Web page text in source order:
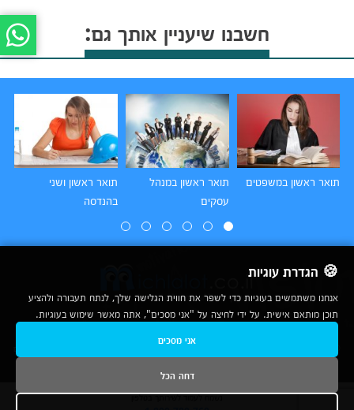
חשבנו שיעניין אותך גם:
תואר ראשון במשפטים
תואר ראשון במנהל
עסקים
תואר ראשון ושני
בהנדסה
© כל הזכויות שמורות לחברת נרד אונליין בע"מ | מכללות|
נשמח לעמוד לשירותך בטלפון
🍪 הגדרת עוגיות
אנחנו משתמשים בעוגיות כדי לשפר את חווית הגלישה שלך, לנתח תעבורה ולהציע
תוכן מותאם אישית. על ידי לחיצה על "אני מסכים", אתה מאשר שימוש בעוגיות.
אני מסכים
דחה הכל